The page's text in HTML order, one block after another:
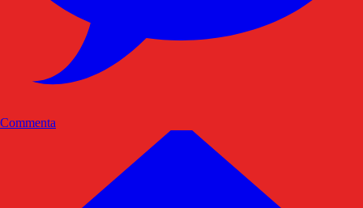
Commenta